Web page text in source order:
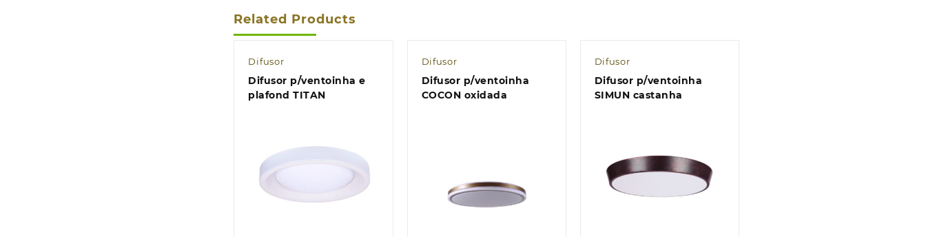
Related Products
Difusor
Difusor p/ventoinha e
plafond TITAN
Difusor
Difusor p/ventoinha
COCON oxidada
Quick view
Difusor
Difusor p/ventoinha
SIMUN castanha